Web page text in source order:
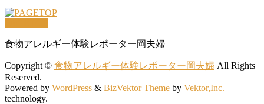
食物アレルギー体験レポーター岡夫婦
Copyright © 食物アレルギー体験レポーター岡夫婦 All Rights
Reserved.
Powered by WordPress & BizVektor Theme by Vektor,Inc.
technology.